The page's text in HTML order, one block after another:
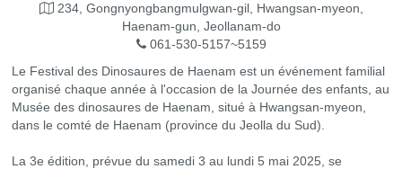
234, Gongnyongbangmulgwan-gil, Hwangsan-myeon,
Haenam-gun, Jeollanam-do
061-530-5157~5159
Le Festival des Dinosaures de Haenam est un événement familial
organisé chaque année à l'occasion de la Journée des enfants, au
Musée des dinosaures de Haenam, situé à Hwangsan-myeon,
dans le comté de Haenam (province du Jeolla du Sud).
La 3e édition, prévue du samedi 3 au lundi 5 mai 2025, se